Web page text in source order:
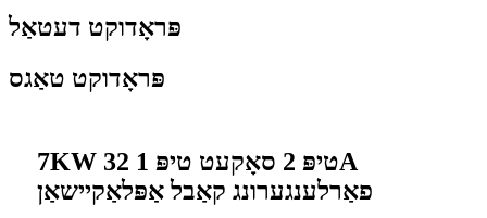
פּראָדוקט דעטאַל
פּראָדוקט טאַגס
7KW טיפּ 2 סאָקעט טיפּ 1 32A
פאַרלענגערונג קאַבל אַפּלאַקיישאַן